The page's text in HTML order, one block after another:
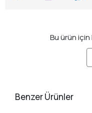
Bu ürün için
Benzer Ürünler